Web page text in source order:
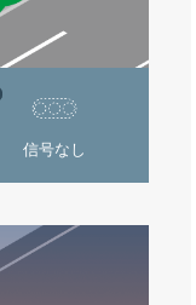
信号なし